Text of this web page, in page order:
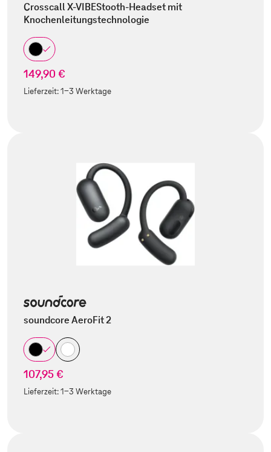
Crosscall X-VIBEStooth-Headset mit
Knochenleitungstechnologie
149,90 €
Lieferzeit:1-3 Werktage
soundcore AeroFit 2
107,95 €
Lieferzeit:1-3 Werktage